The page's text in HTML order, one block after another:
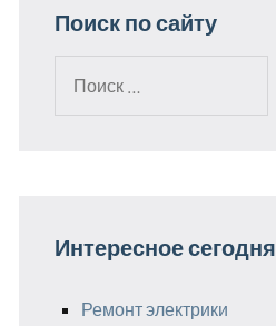
Поиск по сайту
Интересное сегодня
Ремонт электрики